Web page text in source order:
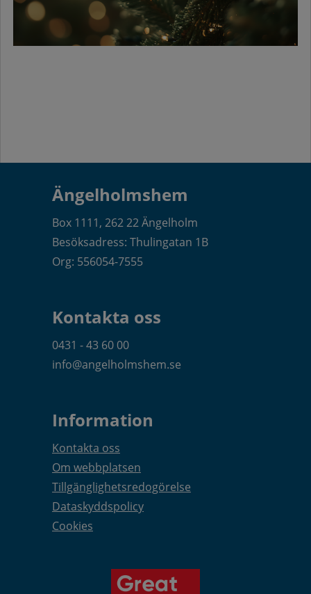
Ängelholmshem
Box 1111, 262 22 Ängelholm
Besöksadress: Thulingatan 1B
Org: 556054-7555
Kontakta oss
0431 - 43 60 00
info@angelholmshem.se
Information
Kontakta oss
Om webbplatsen
Tillgänglighetsredogörelse
Dataskyddspolicy
Cookies